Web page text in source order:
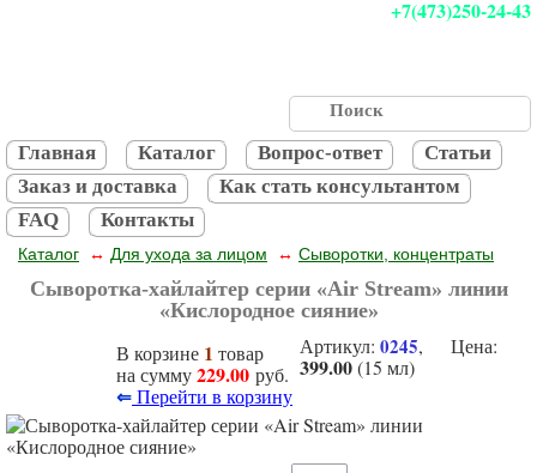
+7(473)250-24-43
Главная Каталог Вопрос-ответ
Статьи
Заказ и доставка
Как стать консультантом
FAQ
Контакты
Каталог ↔ Для ухода за лицом ↔ Сыворотки, концентраты
Сыворотка-хайлайтер серии «Air Stream» линии
«Кислородное сияние»
В корзине 1 товар
на сумму229.00 руб.
⇐Перейти в корзину
Артикул: 0245, Цена:
399.00(15 мл)